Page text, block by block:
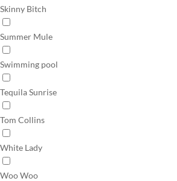
Skinny Bitch
Summer Mule
Swimming pool
Tequila Sunrise
Tom Collins
White Lady
Woo Woo